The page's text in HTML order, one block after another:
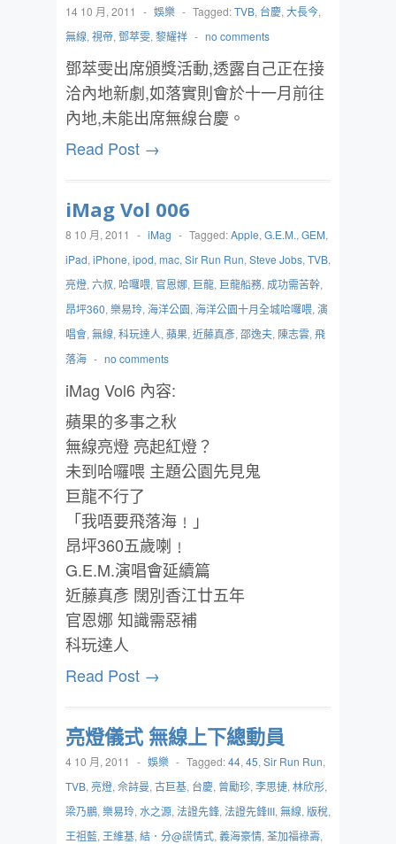
14 10 月, 2011 - 娛樂 - Tagged:TVB, 台慶, 大長今,
無線, 視帝, 鄧萃雯, 黎耀祥 - no comments
鄧萃雯出席頒獎活動,透露自己正在接
洽內地新劇,如落實則會於十一月前往
內地,未能出席無線台慶。
Read Post →
iMag Vol 006
8 10 月, 2011 - iMag - Tagged:Apple, G.E.M., GEM,
iPad, iPhone, ipod, mac, Sir Run Run, Steve Jobs, TVB,
亮燈, 六叔, 哈囉喂, 官恩娜, 巨龍, 巨龍船務, 成功需苦幹,
昂坪360, 樂易玲, 海洋公園, 海洋公園十月全城哈囉喂, 演
唱會, 無線, 科玩達人, 蘋果, 近藤真彥, 邵逸夫, 陳志雲, 飛
落海 - no comments
iMag Vol6 內容:
蘋果的多事之秋
無線亮燈 亮起紅燈？
未到哈囉喂 主題公園先見鬼
巨龍不行了
「我唔要飛落海﹗」
昂坪360五歲喇﹗
G.E.M.演唱會延續篇
近藤真彥 闊別香江廿五年
官恩娜 知識需惡補
科玩達人
Read Post →
亮燈儀式 無線上下總動員
4 10 月, 2011 - 娛樂 - Tagged:44, 45, Sir Run Run,
TVB, 亮燈, 佘詩曼, 古巨基, 台慶, 曾勵珍, 李思捷, 林欣彤,
梁乃鵬, 樂易玲, 水之源, 法證先鋒, 法證先鋒III, 無線, 版稅,
王祖藍, 王維基, 結．分@謊情式, 義海豪情, 荃加福祿壽,